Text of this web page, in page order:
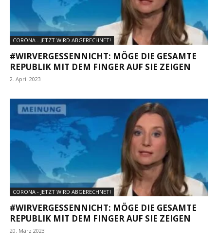
CORONA - JETZT WIRD ABGERECHNET!
#WIRVERGESSENNICHT: MÖGE DIE GESAMTE
REPUBLIK MIT DEM FINGER AUF SIE ZEIGEN
2. April 2023
CORONA - JETZT WIRD ABGERECHNET!
#WIRVERGESSENNICHT: MÖGE DIE GESAMTE
REPUBLIK MIT DEM FINGER AUF SIE ZEIGEN
20. März 2023